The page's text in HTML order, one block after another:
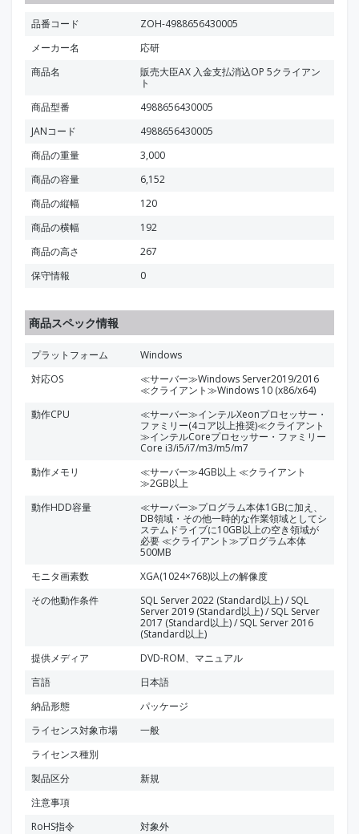
品番コード
ZOH-4988656430005
メーカー名
応研
商品名
販売大臣AX 入金支払消込OP 5クライアン
ト
商品型番
4988656430005
JANコード
4988656430005
商品の重量
3,000
商品の容量
6,152
商品の縦幅
120
商品の横幅
192
商品の高さ
267
保守情報
0
商品スペック情報
プラットフォーム
Windows
対応OS
≪サーバー≫Windows Server2019/2016
≪クライアント≫Windows 10 (x86/x64)
動作CPU
≪サーバー≫インテルXeonプロセッサー・
ファミリー(4コア以上推奨)≪クライアント
≫インテルCoreプロセッサー・ファミリー
Core i3/i5/i7/m3/m5/m7
動作メモリ
≪サーバー≫4GB以上 ≪クライアント
≫2GB以上
動作HDD容量
≪サーバー≫プログラム本体1GBに加え、
DB領域・その他一時的な作業領域としてシ
ステムドライブに10GB以上の空き領域が
必要 ≪クライアント≫プログラム本体
500MB
モニタ画素数
XGA(1024×768)以上の解像度
その他動作条件
SQL Server 2022 (Standard以上) / SQL
Server 2019 (Standard以上) / SQL Server
2017 (Standard以上) / SQL Server 2016
(Standard以上)
提供メディア
DVD-ROM、マニュアル
言語
日本語
納品形態
パッケージ
ライセンス対象市場
一般
ライセンス種別
製品区分
新規
注意事項
RoHS指令
対象外